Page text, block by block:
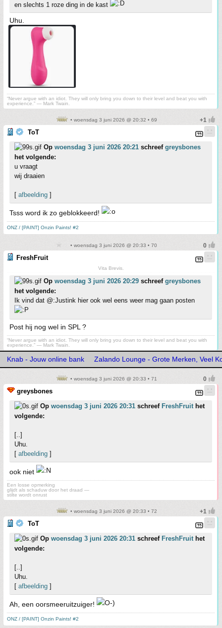
en slechts 1 roze ding in de kast
Uhu.
“Never argue with an idiot. They will only bring you down to their level and beat you with
experience.” ― Mark Twain.
• woensdag 3 juni 2026 @ 20:32 • 69
ToT
Op woensdag 3 juni 2026 20:21 schreef greysbones
het volgende:
u vraagt
wij draaien
[ afbeelding ]
Tsss word ik zo geblokkeerd!
ONZ / [PAINT] Onzin Paints! #2
• woensdag 3 juni 2026 @ 20:33 • 70
FreshFruit
Vita Brevis.
Op woensdag 3 juni 2026 20:29 schreef greysbones
het volgende:
Ik vind dat @:Justink hier ook wel eens weer mag gaan posten
Post hij nog wel in SPL ?
“Never argue with an idiot. They will only bring you down to their level and beat you with
experience.” ― Mark Twain.
Knab - Jouw online bank Zalando Lounge - Grote Merken, Veel
• woensdag 3 juni 2026 @ 20:33 • 71
greysbones
Op woensdag 3 juni 2026 20:31 schreef FreshFruit het
volgende:
[..]
Uhu.
[ afbeelding ]
ook niet
Een losse opmerking
glijdt als schaduw door het draad —
stilte wordt onrust
• woensdag 3 juni 2026 @ 20:33 • 72
ToT
Op woensdag 3 juni 2026 20:31 schreef FreshFruit het
volgende:
[..]
Uhu.
[ afbeelding ]
Ah, een oorsmeeruitzuiger!
ONZ / [PAINT] Onzin Paints! #2